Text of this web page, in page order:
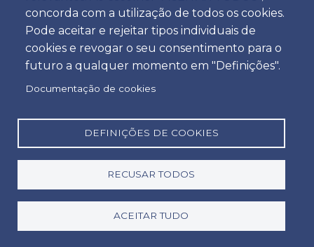
concorda com a utilização de todos os cookies.
Pode aceitar e rejeitar tipos individuais de
cookies e revogar o seu consentimento para o
futuro a qualquer momento em "Definições".
Documentação de cookies
DEFINIÇÕES DE COOKIES
RECUSAR TODOS
ACEITAR TUDO
Amoita Car Rental
Lisboa é fácil na Amoita. Disponibilizamos um
método de pagamento seguro através de cartão
de crédito. Se pretende alugar uma viatura em
Lisboa ou Faro, veio ao sítio certo! Qualidade
aliada a um serviço personalizado que só encontra
ao reservar diretamente com a Amoita. Para um